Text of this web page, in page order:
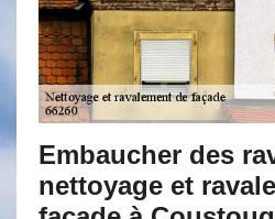
Embaucher des
nettoyage et